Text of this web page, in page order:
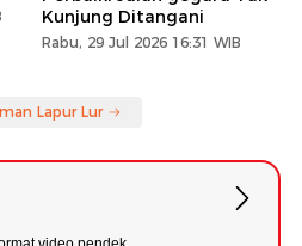
Kunjung Ditangani
Rabu, 29 Jul 2026 16:31 WIB
Lapur Lur